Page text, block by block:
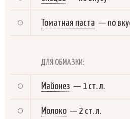
Томатная паста — по
ДЛЯ ОБМАЗКИ:
Майонез — 1 ст. л.
Молоко — 2 ст. л.